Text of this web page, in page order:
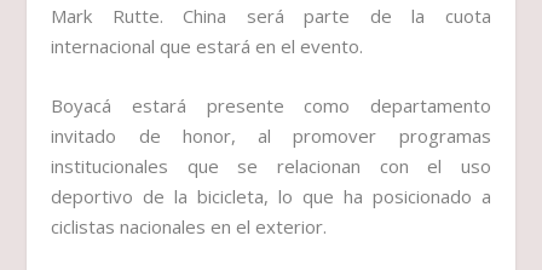
Mark Rutte. China será parte de la cuota
internacional que estará en el evento.
Boyacá estará presente como departamento
invitado de honor, al promover programas
institucionales que se relacionan con el uso
deportivo de la bicicleta, lo que ha posicionado a
ciclistas nacionales en el exterior.